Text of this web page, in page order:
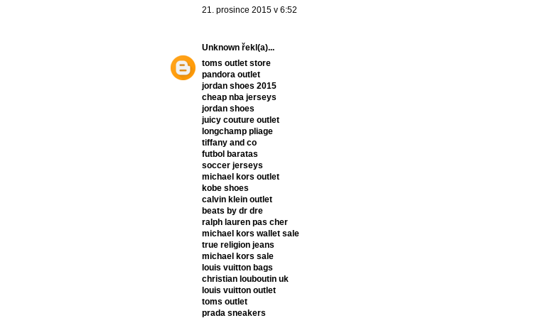
21. prosince 2015 v 6:52
Unknown řekl(a)...
toms outlet store
pandora outlet
jordan shoes 2015
cheap nba jerseys
jordan shoes
juicy couture outlet
longchamp pliage
tiffany and co
futbol baratas
soccer jerseys
michael kors outlet
kobe shoes
calvin klein outlet
beats by dr dre
ralph lauren pas cher
michael kors wallet sale
true religion jeans
michael kors sale
louis vuitton bags
christian louboutin uk
louis vuitton outlet
toms outlet
prada sneakers